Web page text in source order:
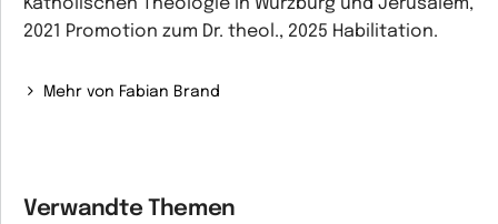
Katholischen Theologie in Würzburg und Jerusalem,
2021 Promotion zum Dr. theol., 2025 Habilitation.
Mehr von Fabian Brand
Verwandte Themen